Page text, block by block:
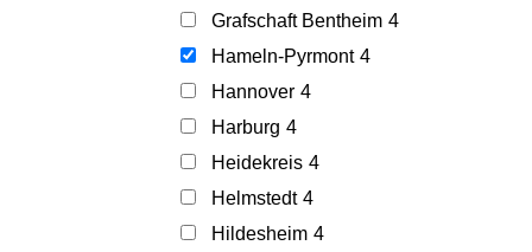
Grafschaft Bentheim 4
Hameln-Pyrmont 4
Hannover 4
Harburg 4
Heidekreis 4
Helmstedt 4
Hildesheim 4